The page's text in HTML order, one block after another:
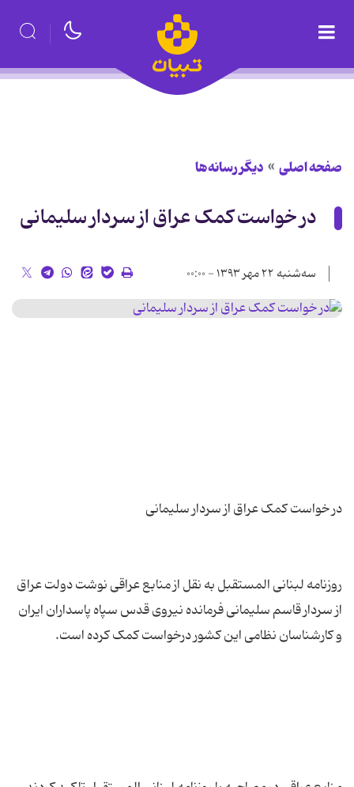
صفحه اصلی دیگر رسانه‌ها
در خواست کمک عراق از سردار سلیمانی
سه‌شنبه ۲۲ مهر ۱۳۹۳ - ۰۰:۰۰
روزنامه لبنانی المستقبل به نقل از منابع عراقی نوشت دولت عراق
از سردار قاسم سلیمانی فرمانده نیروی قدس سپاه پاسداران ایران